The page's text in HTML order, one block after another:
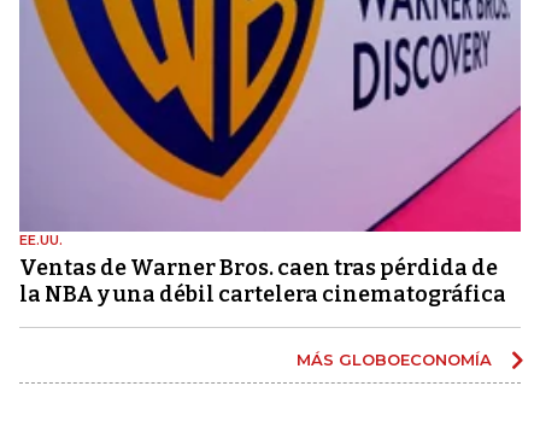
EE.UU.
Ventas de Warner Bros. caen tras pérdida de
la NBA y una débil cartelera cinematográfica
MÁS GLOBOECONOMÍA